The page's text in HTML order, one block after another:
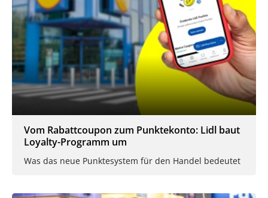
Vom Rabattcoupon zum Punktekonto: Lidl baut
Loyalty-Programm um
Was das neue Punktesystem für den Handel bedeutet